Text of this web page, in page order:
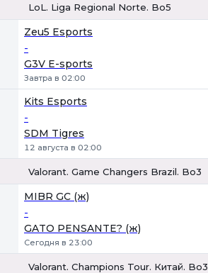
LoL. Liga Regional Norte. Bo5
Zeu5 Esports
-
G3V E-sports
Завтра в 02:00
Kits Esports
-
SDM Tigres
12 августа в 02:00
Valorant. Game Changers Brazil. Bo3
MIBR GC (ж)
-
GATO PENSANTE? (ж)
Сегодня в 23:00
Valorant. Champions Tour. Китай. Bo3